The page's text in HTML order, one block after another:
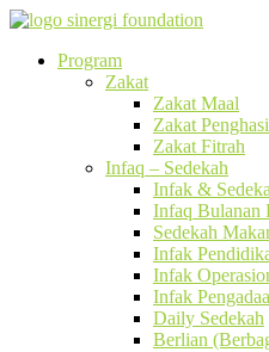
Program
Zakat
Zakat Maal
Zakat
Zakat Fitrah
Infaq – Sedekah
Infak &
Infaq Bulanan
Sedekah
Infak
Infak
Infak
Daily Sedekah
Berlian